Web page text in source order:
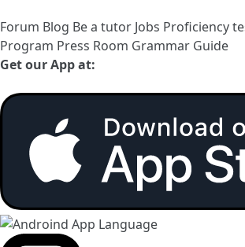
Forum Blog Be a tutor Jobs Proficiency
Program Press Room Grammar Guide
Get our App at: